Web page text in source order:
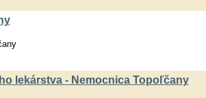
lekárstva - Nemocnica Topoľčany